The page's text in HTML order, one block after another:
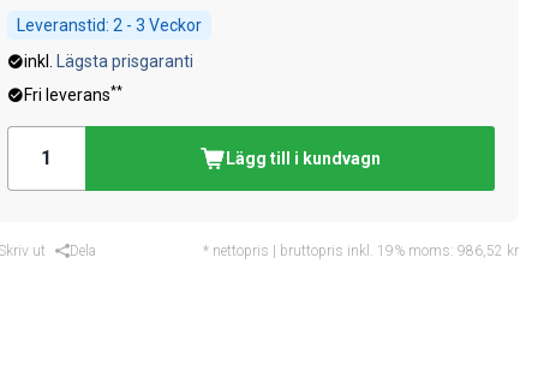
Leveranstid: 2 - 3 Veckor
inkl.
Lägsta prisgaranti
Fri leverans**
Lägg till i kundvagn
ut Dela * nettopris | bruttopris inkl. 19% moms: 986,52 kr